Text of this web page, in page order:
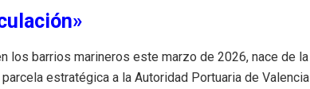
los barrios marineros este marzo de 2026, nace de la
estratégica a la Autoridad Portuaria de Valencia